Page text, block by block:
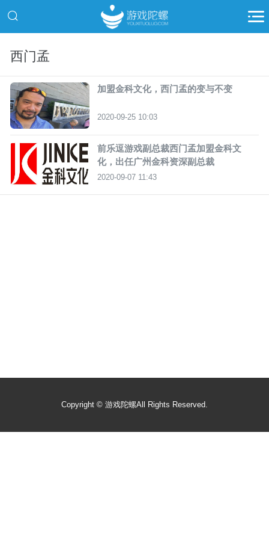
西门孟
加盟金科文化，西门孟的变与不变
2020-09-25 10:03
前乐逗游戏副总裁西门孟加盟金科文
化，出任广州金科资深副总裁
2020-09-07 11:43
Copyright © 游戏陀螺All Rights Reserved.